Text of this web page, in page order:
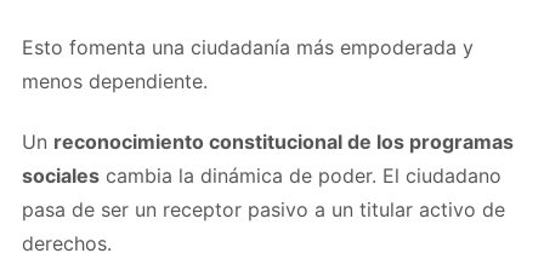
Esto fomenta una ciudadanía más empoderada y
menos dependiente.
Un reconocimiento constitucional de los programas
sociales cambia la dinámica de poder. El ciudadano
pasa de ser un receptor pasivo a un titular activo de
derechos.